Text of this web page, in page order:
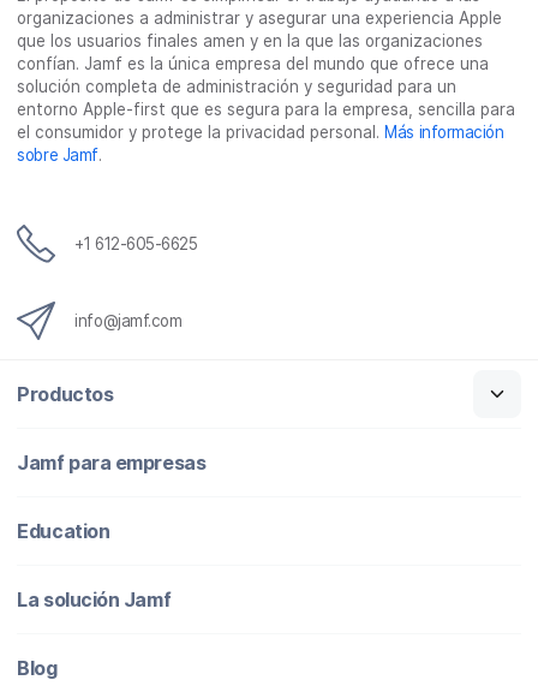
organizaciones a administrar y asegurar una experiencia Apple
que los usuarios finales amen y en la que las organizaciones
confían. Jamf es la única empresa del mundo que ofrece una
solución completa de administración y seguridad para un
entorno Apple-first que es segura para la empresa, sencilla para
el consumidor y protege la privacidad personal. Más información
sobre Jamf.
+1 612-605-6625
info@jamf.com
Productos
Jamf para empresas
Education
La solución Jamf
Blog